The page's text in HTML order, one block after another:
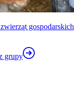
gospodarskich
grupy